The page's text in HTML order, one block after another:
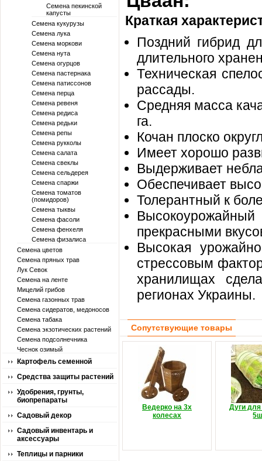
Семена пекинской
капусты
Семена кукурузы
Семена лука
Семена моркови
Семена нута
Семена огурцов
Семена пастернака
Семена патиссонов
Семена перца
Семена ревеня
Семена редиса
Семена редьки
Семена репы
Семена рукколы
Семена салата
Семена свеклы
Семена сельдерея
Семена спаржи
Семена томатов
(помидоров)
Семена тыквы
Семена фасоли
Семена фенхеля
Семена физалиса
Семена цветов
Семена пряных трав
Лук Севок
Семена на ленте
Мицелий грибов
Семена газонных трав
Семена сидератов, медоносов
Семена табака
Семена экзотических растений
Семена подсолнечника
Чеснок озимый
Картофель семенной
Средства защиты растений
Удобрения, грунты,
биопрепараты
Садовый декор
Садовый инвентарь и
аксессуары
Теплицы и парники
Краткая
Поздний гибрид
длительного
Техническая
рассады.
Средняя масса
га.
Кочан плоско
Имеет хорошо
Выдерживает
Обеспечивает
Толерантный к
Высокоурожайный
прекрасными
Высокая
стрессовым
хранилищах
регионах Украины.
Сопутствующие товары
Ведерко на 3х
колесах
Дуги